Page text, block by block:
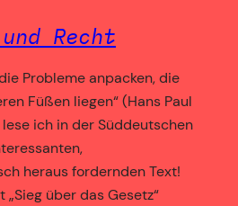
Recht
Probleme anpacken, die
Füßen liegen“ (Hans Paul
ich in der Süddeutschen
heraus fordernden Text!
über das Gesetz“